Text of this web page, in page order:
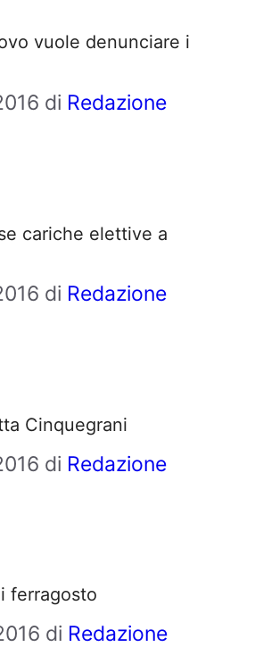
vuole denunciare i
di Redazione
cariche elettive a
di Redazione
Cinquegrani
di Redazione
ferragosto
di Redazione